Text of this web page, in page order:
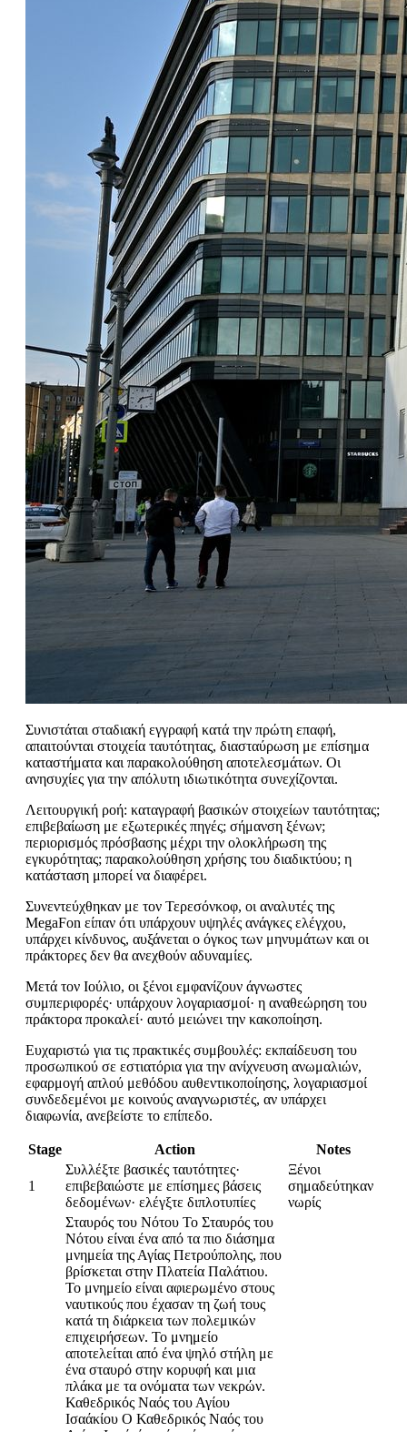
Συνιστάται σταδιακή εγγραφή κατά την πρώτη επαφή,
απαιτούνται στοιχεία ταυτότητας, διασταύρωση με επίσημα
καταστήματα και παρακολούθηση αποτελεσμάτων. Οι
ανησυχίες για την απόλυτη ιδιωτικότητα συνεχίζονται.
Λειτουργική ροή: καταγραφή βασικών στοιχείων ταυτότητας;
επιβεβαίωση με εξωτερικές πηγές; σήμανση ξένων;
περιορισμός πρόσβασης μέχρι την ολοκλήρωση της
εγκυρότητας; παρακολούθηση χρήσης του διαδικτύου; η
κατάσταση μπορεί να διαφέρει.
Συνεντεύχθηκαν με τον Τερεσόνκοφ, οι αναλυτές της
MegaFon είπαν ότι υπάρχουν υψηλές ανάγκες ελέγχου,
υπάρχει κίνδυνος, αυξάνεται ο όγκος των μηνυμάτων και οι
πράκτορες δεν θα ανεχθούν αδυναμίες.
Μετά τον Ιούλιο, οι ξένοι εμφανίζουν άγνωστες
συμπεριφορές· υπάρχουν λογαριασμοί· η αναθεώρηση του
πράκτορα προκαλεί· αυτό μειώνει την κακοποίηση.
Ευχαριστώ για τις πρακτικές συμβουλές: εκπαίδευση του
προσωπικού σε εστιατόρια για την ανίχνευση ανωμαλιών,
εφαρμογή απλού μεθόδου αυθεντικοποίησης, λογαριασμοί
συνδεδεμένοι με κοινούς αναγνωριστές, αν υπάρχει
διαφωνία, ανεβείστε το επίπεδο.
Stage Action Notes
1
Συλλέξτε βασικές ταυτότητες·
επιβεβαιώστε με επίσημες βάσεις
δεδομένων· ελέγξτε διπλοτυπίες
Ξένοι
σημαδεύτηκαν
νωρίς
Σταυρός του Νότου Το Σταυρός του
Νότου είναι ένα από τα πιο διάσημα
μνημεία της Αγίας Πετρούπολης, που
βρίσκεται στην Πλατεία Παλάτιου.
Το μνημείο είναι αφιερωμένο στους
ναυτικούς που έχασαν τη ζωή τους
κατά τη διάρκεια των πολεμικών
επιχειρήσεων. Το μνημείο
αποτελείται από ένα ψηλό στήλη με
ένα σταυρό στην κορυφή και μια
πλάκα με τα ονόματα των νεκρών.
Καθεδρικός Ναός του Αγίου
Ισαάκίου Ο Καθεδρικός Ναός του